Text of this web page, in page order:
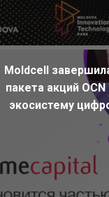
Moldcell
пакета акций
экосистему